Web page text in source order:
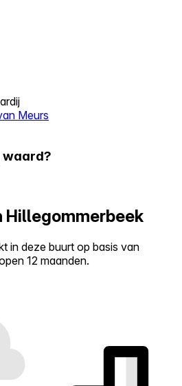
Meurs
waard?
Hillegommerbeek
in deze buurt op basis van
12 maanden.